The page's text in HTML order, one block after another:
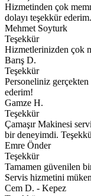
Hizmetinden çok
dolayı teşekkür ederim.
Mehmet Soyturk
Teşekkür
Hizmetlerinizden çok
Barış D.
Teşekkür
Personeliniz
ederim!
Gamze H.
Teşekkür
Çamaşır Makinesi
bir deneyimdi.
Emre Önder
Teşekkür
Tamamen güvenilen
Servis hizmetini
Cem D. - Kepez